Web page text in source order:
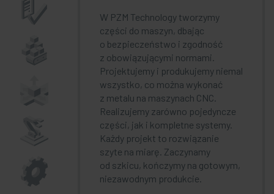
W PZM Technology tworzymy
części do maszyn, dbając
o bezpieczeństwo i zgodność
z obowiązującymi normami.
Projektujemy i produkujemy niemal
wszystko, co można wykonać
z metalu na maszynach CNC.
Realizujemy zarówno pojedyncze
części, jak i kompletne systemy.
Każdy projekt to rozwiązanie
szyte na miarę. Zaczynamy
od szkicu, kończymy na gotowym,
niezawodnym produkcie.